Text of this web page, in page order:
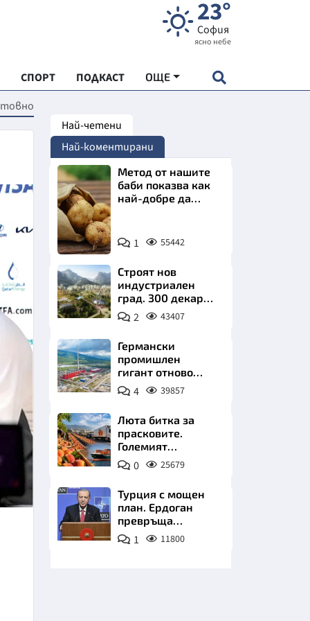
23°
София
ясно небе
СПОРТ ПОДКАСТ ОЩЕ
"ЧУДЕСАТА НА БЪЛГАРИЯ"
ХРАНА
ИКОНОМИКА
Най-четени
Най-коментирани
Снимка:
Пиксабей
Метод от нашите
баби показва как
най-добре да
1 55442
Строят нов
индустриален
град. 300 декара
чакат златни
заводи
2 43407
Германски
промишлен
гигант отново
позлатява наш
град
4 39857
Люта битка за
прасковите.
Големият
победител е
Турция
0 25679
Турция с мощен
план. Ердоган
превръща
Джейхан в
петролно чудо
1 11800